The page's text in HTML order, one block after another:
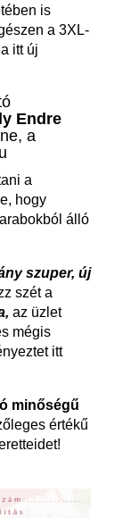
is
a 3XL-
itt új
Endre
a
a
hogy
álló
szuper, új
szét a
az üzlet
mégis
itt
minőségű
értékű